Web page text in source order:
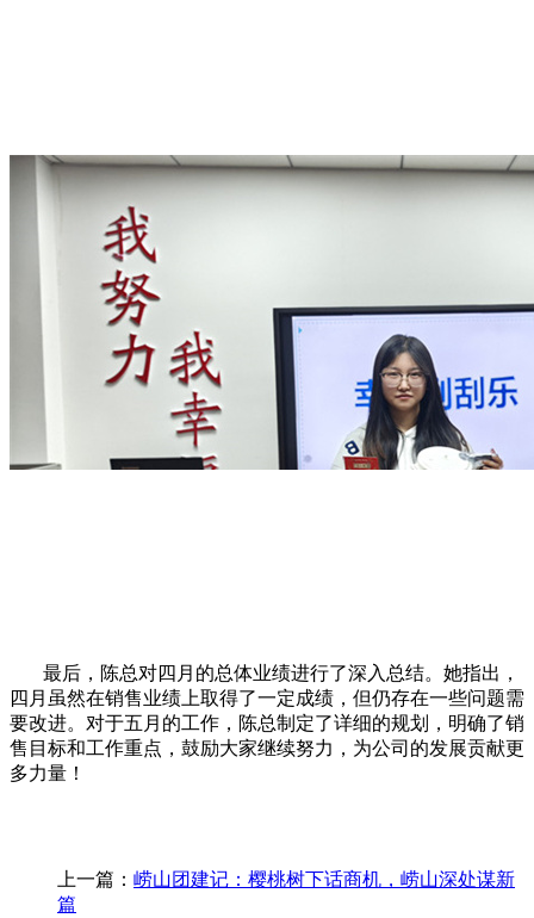
最后，陈总对四月的总体业绩进行了深入总结。她指出，
四月虽然在销售业绩上取得了一定成绩，但仍存在一些问题需
要改进。对于五月的工作，陈总制定了详细的规划，明确了销
售目标和工作重点，鼓励大家继续努力，为公司的发展贡献更
多力量！
上一篇： 崂山团建记：樱桃树下话商机，崂山深处谋新
篇